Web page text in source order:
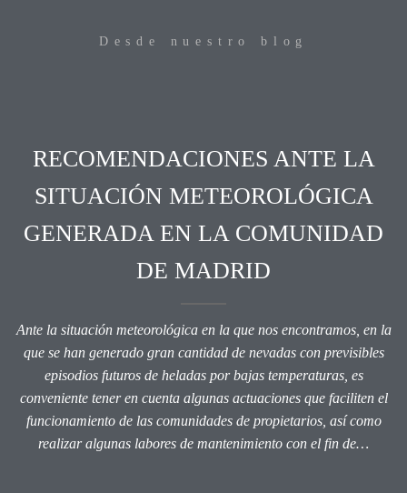
Desde nuestro blog
RECOMENDACIONES ANTE LA
SITUACIÓN METEOROLÓGICA
GENERADA EN LA COMUNIDAD
DE MADRID
Ante la situación meteorológica en la que nos encontramos, en la
que se han generado gran cantidad de nevadas con previsibles
episodios futuros de heladas por bajas temperaturas, es
conveniente tener en cuenta algunas actuaciones que faciliten el
funcionamiento de las comunidades de propietarios, así como
realizar algunas labores de mantenimiento con el fin de…